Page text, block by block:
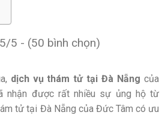
5/5 - (50 bình chọn)
dịch vụ thám tử tại Đà Nẵng của
nhận được rất nhiều sự ủng hộ từ
tử tại Đà Nẵng của Đức Tâm có ưu